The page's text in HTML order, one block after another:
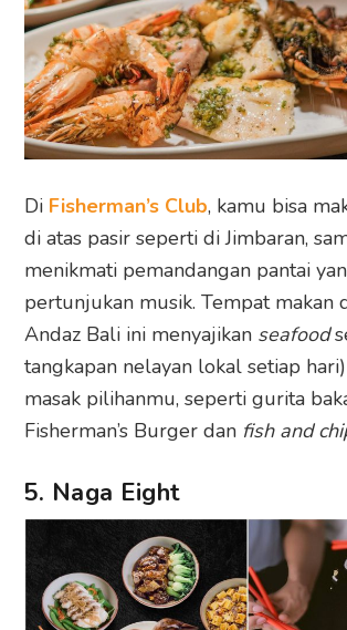
Di Fisherman’s Club, kamu bisa
di atas pasir seperti di Jimbaran,
menikmati pemandangan pantai
pertunjukan musik. Tempat makan
Andaz Bali ini menyajikan seafood
tangkapan nelayan lokal setiap
masak pilihanmu, seperti gurita
Fisherman’s Burger dan fish and
5. Naga Eight